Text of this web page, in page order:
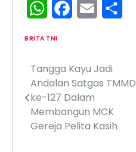
WhatsAppFacebook
Email
BRITA TNI
Navigasi
pos
Tangga Kayu Jadi
Andalan Satgas TMMD
ke-127 Dalam
Membangun MCK
Gereja Pelita Kasih